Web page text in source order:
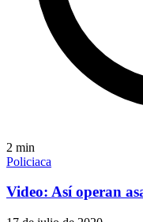
2 min
Policiaca
Video: Así operan